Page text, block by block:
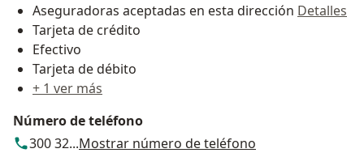
Aseguradoras aceptadas en esta dirección Detalles
Tarjeta de crédito
Efectivo
Tarjeta de débito
+ 1 ver más
Número de teléfono
300 32...Mostrar número de teléfono